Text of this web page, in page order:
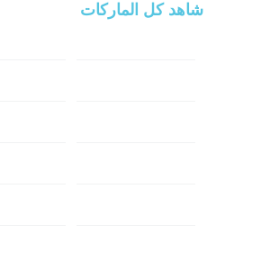
شاهد كل الماركات